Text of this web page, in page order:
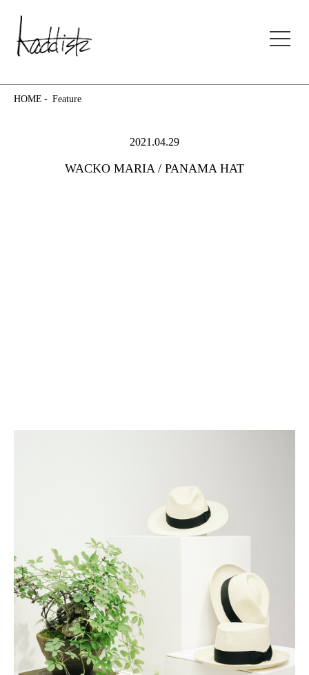
kaddish development store
HOME Feature
2021.04.29
WACKO MARIA / PANAMA HAT